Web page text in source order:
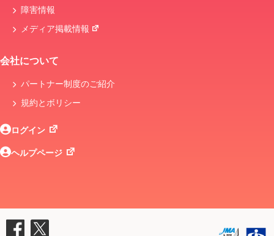
障害情報
メディア掲載情報
会社について
パートナー制度のご紹介
規約とボリシー
ログイン
ヘルプページ